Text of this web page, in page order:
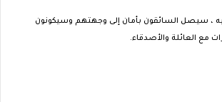
، سيصل السائقون بأمان إلى وجهتهم وسيكونون
مع العائلة والأصدقاء.